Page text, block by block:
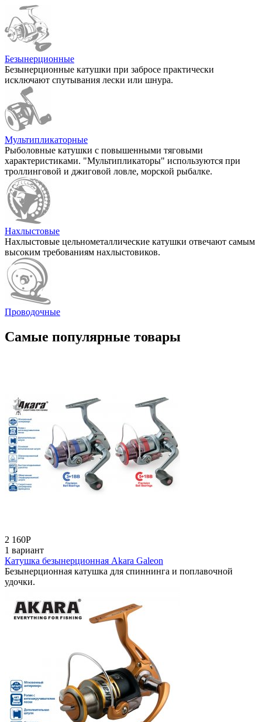
Безынерционные
Безынерционные катушки при забросе практически
исключают спутывания лески или шнура.
Мультипликаторные
Рыболовные катушки с повышенными тяговыми
характеристиками. "Мультипликаторы" используются при
троллинговой и джиговой ловле, морской рыбалке.
Нахлыстовые
Нахлыстовые цельнометаллические катушки отвечают самым
высоким требованиям нахлыстовиков.
Проводочные
Самые популярные товары
2 160Р
1 вариант
Катушка безынерционная Akara Galeon
Безынерционная катушка для спиннинга и поплавочной
удочки.